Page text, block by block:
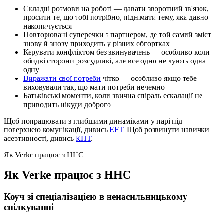
Складні розмови на роботі — давати зворотний зв'язок,
просити те, що тобі потрібно, піднімати тему, яка давно
накопичується
Повторювані суперечки з партнером, де той самий зміст
знову й знову приходить у різних обгортках
Керувати конфліктом без звинувачень — особливо коли
обидві сторони розсудливі, але все одно не чують одна
одну
Виражати свої потреби чітко — особливо якщо тебе
виховували так, що мати потреби нечемно
Батьківські моменти, коли звична спіраль ескалації не
приводить нікуди доброго
Щоб попрацювати з глибшими динаміками у парі під
поверхнею комунікації, дивись EFT. Щоб розвинути навички
асертивності, дивись КПТ.
Як Verke працює з ННС
Як Verke працює з ННС
Коуч зі спеціалізацією в ненасильницькому
спілкуванні